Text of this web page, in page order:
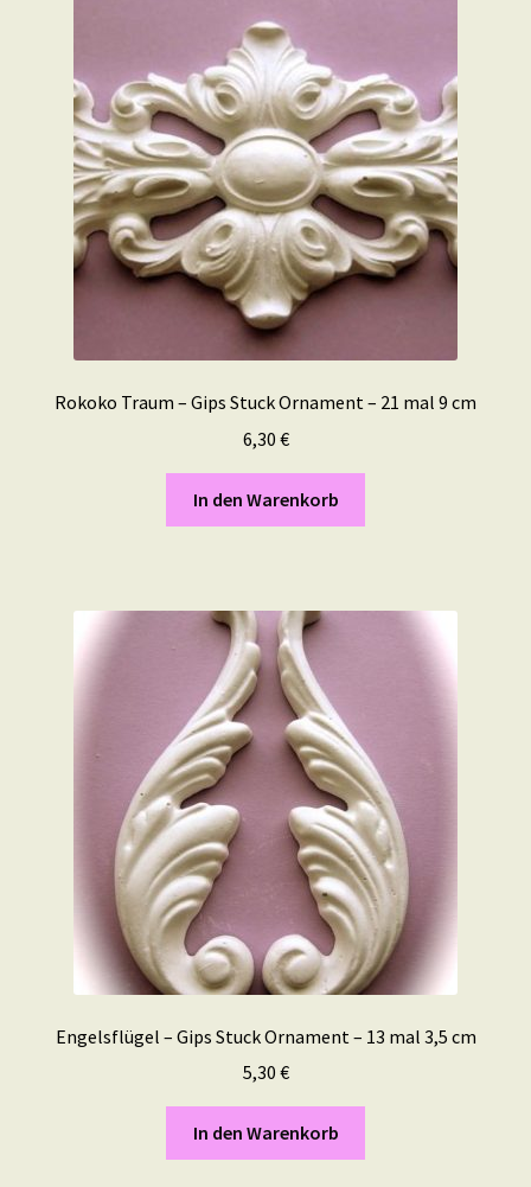
Rokoko Traum – Gips Stuck Ornament – 21 mal 9 cm
6,30 €
In den Warenkorb
Engelsflügel – Gips Stuck Ornament – 13 mal 3,5 cm
5,30 €
In den Warenkorb